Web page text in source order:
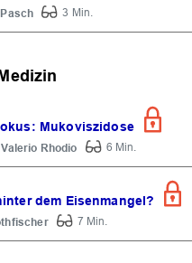
3 Min.
Mukoviszidose
Rhodio 6 Min.
dem Eisenmangel?
7 Min.